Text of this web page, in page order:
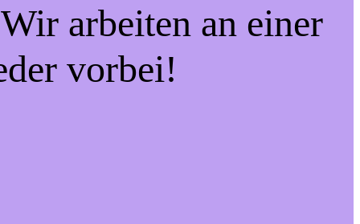
arbeiten an einer
vorbei!